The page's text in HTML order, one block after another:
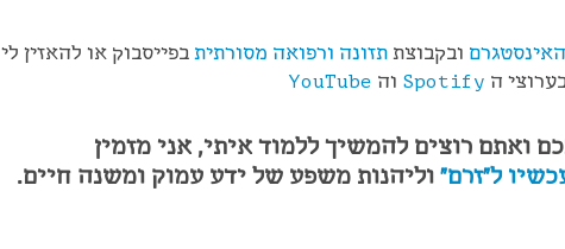
האינסטגרם ובקבוצת תזונה ורפואה מסורתית בפייסבוק או להאזין לי
ה Spotify וה YouTube
ואתם רוצים להמשיך ללמוד איתי, אני מזמין
ל"זרם" וליהנות משפע של ידע עמוק ומשנה חיים.